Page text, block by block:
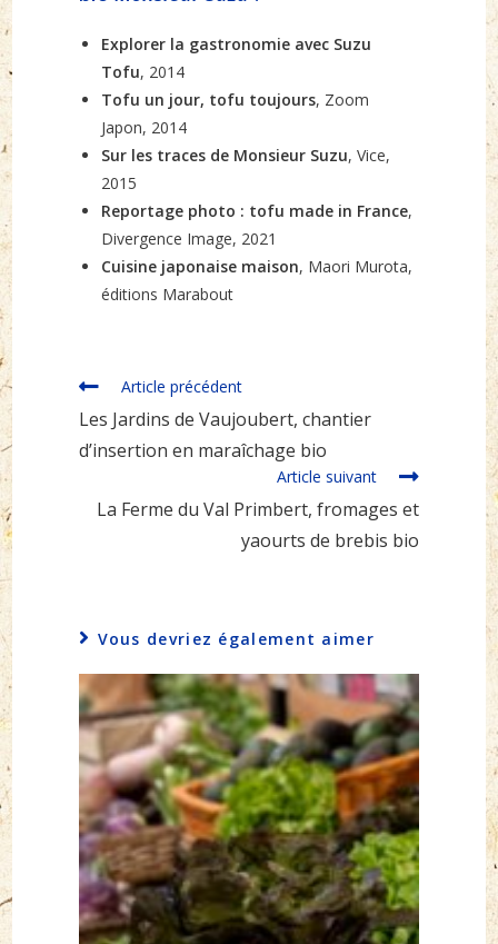
Explorer la gastronomie avec Suzu
Tofu, 2014
Tofu un jour, tofu toujours, Zoom
Japon, 2014
Sur les traces de Monsieur Suzu, Vice,
2015
Reportage photo : tofu made in France,
Divergence Image, 2021
Cuisine japonaise maison, Maori Murota,
éditions Marabout
Read
articles
Article précédent
Les Jardins de Vaujoubert, chantier
d’insertion en maraîchage bio
Article suivant
La Ferme du Val Primbert, fromages et
yaourts de brebis bio
Vous devriez également aimer